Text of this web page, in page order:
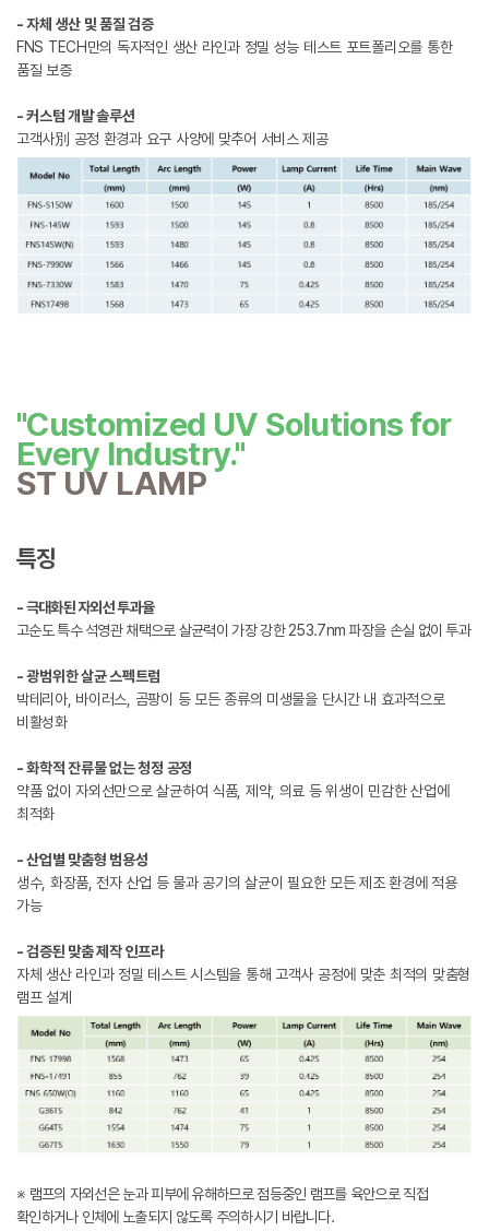
- 자체 생산 및 품질 검증
FNS TECH만의 독자적인 생산 라인과 정밀 성능 테스트 포트폴리오를 통한
품질 보증
- 커스텀 개발 솔루션
고객사別 공정 환경과 요구 사양에 맞추어 서비스 제공
"Customized UV Solutions for
Every Industry."
ST UV LAMP
특징
- 극대화된 자외선 투과율
고순도 특수 석영관 채택으로 살균력이 가장 강한 253.7nm 파장을 손실 없이 투과
- 광범위한 살균 스펙트럼
박테리아, 바이러스, 곰팡이 등 모든 종류의 미생물을 단시간 내 효과적으로
비활성화
- 화학적 잔류물 없는 청정 공정
약품 없이 자외선만으로 살균하여 식품, 제약, 의료 등 위생이 민감한 산업에
최적화
- 산업별 맞춤형 범용성
생수, 화장품, 전자 산업 등 물과 공기의 살균이 필요한 모든 제조 환경에 적용
가능
- 검증된 맞춤 제작 인프라
자체 생산 라인과 정밀 테스트 시스템을 통해 고객사 공정에 맞춘 최적의 맞춤형
램프 설계
※ 램프의 자외선은 눈과 피부에 유해하므로 점등중인 램프를 육안으로 직접
확인하거나 인체에 노출되지 않도록 주의하시기 바랍니다.